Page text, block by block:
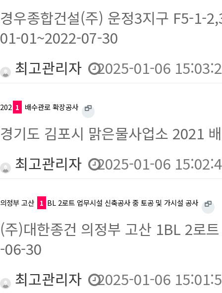
경우종합건설(주) 운정3지구 F5-1-
01-01~2022-07-30
최고관리자 2025-01-06
202 1 배수관로 확장공사
경기도 김포시 맑은물사업소 2021
최고관리자 2025-01-06
의정부 고산 1 BL 2로트 업무시설 신축공사 중 토공 및 가시설 공사
(주)대한종건 의정부 고산 1BL 2로
-06-30
최고관리자 2025-01-06